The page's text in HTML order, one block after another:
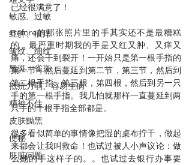
敏感、过敏
红肿、痕痒
皱纹、细纹
黑斑、雀斑
抵抗力弱、容易生病
精神不佳
皮肤黝黑
便秘
肝脏问题
已经很满意了！
Before的那张照片里的手其实还不是最糟糕
的，最严重时期我的手是又红又肿、又痒又
痛，还会干到裂开！一开始只是第一根手指的
第一节，然后蔓延到第二节，第三节，然后到
第二根手指，第三根，第四根，然后到另一只
手的第一根手指。我几怕就那样一直蔓延到两
只手的十根手指全部都是。
很多看似简单的事情像把湿的桌布拧干，做起
来都会让我叫救命！也试过被人小声议论：做
么她的手这样子的。。也试过去银行办事要